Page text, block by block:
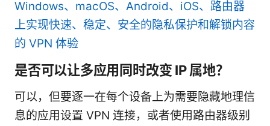
Windows、macOS、Android、iOS、路由器
上实现快速、稳定、安全的隐私保护和解锁内容
的 VPN 体验
是否可以让多应用同时改变 IP 属地？
可以，但要逐一在每个设备上为需要隐藏地理信
息的应用设置 VPN 连接，或者使用路由器级别